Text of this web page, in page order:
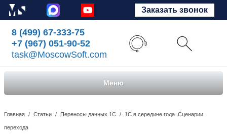
Заказать звонок
8 (499) 67-333-75
+7 (967) 051-90-52
task@MoscowSoft.com
Меню
Главная / Статьи / Переносы данных 1С / 1С в середине года. Сценарии
перехода